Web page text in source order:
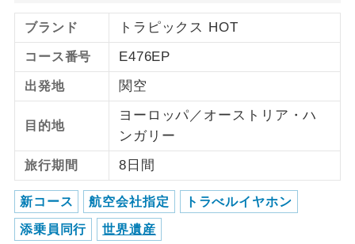
ブランド トラピックス HOT
コース番号 E476EP
出発地 関空
目的地
ヨーロッパ／オーストリア・ハ
ンガリー
旅行期間 8日間
新コース 航空会社指定 トラべルイヤホン
添乗員同行 世界遺産